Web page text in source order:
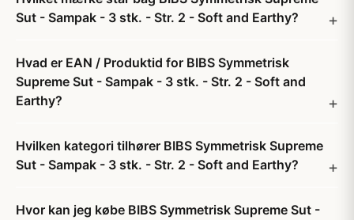
Sut - Sampak - 3 stk. - Str. 2 - Soft and Earthy?
Hvad er EAN / Produktid for BIBS Symmetrisk
Supreme Sut - Sampak - 3 stk. - Str. 2 - Soft and
Earthy?
Hvilken kategori tilhører BIBS Symmetrisk Supreme
Sut - Sampak - 3 stk. - Str. 2 - Soft and Earthy?
Hvor kan jeg købe BIBS Symmetrisk Supreme Sut -